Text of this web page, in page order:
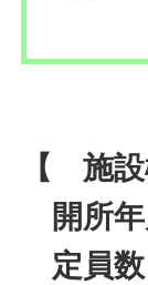
【 施
開所年
定員